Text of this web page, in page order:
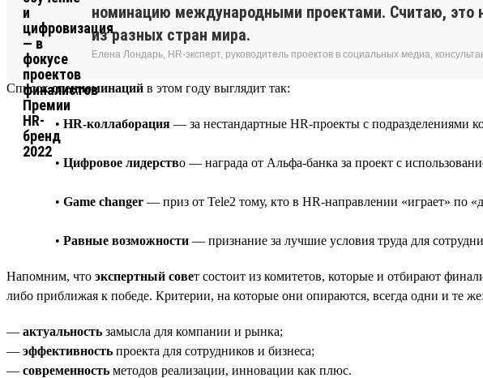
номинацию международными проектами. Считаю, это
из разных стран мира.
Елена Лондарь, HR-эксперт, руководитель проектов в социальных медиа,
Списокспецноминаций в этом году выглядит так:
• HR-коллаборация — за нестандартные HR-проекты с подразделениями
• Цифровое лидерство — награда от Альфа-банка за проект с
• Game changer — приз от Tele2 тому, кто в HR-направлении «играет» по
• Равные возможности — признание за лучшие условия труда для
Напомним, что экспертный совет состоит из комитетов, которые и отбирают
либо приближая к победе. Критерии, на которые они опираются, всегда одни и те же:
— актуальность замысла для компании и рынка;
— эффективность проекта для сотрудников и бизнеса;
— современность методов реализации, инновации как плюс.